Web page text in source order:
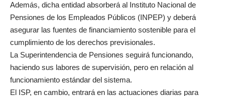
Además, dicha entidad absorberá al Instituto Nacional de
Pensiones de los Empleados Públicos (INPEP) y deberá
asegurar las fuentes de financiamiento sostenible para el
cumplimiento de los derechos previsionales.
La Superintendencia de Pensiones seguirá funcionando,
haciendo sus labores de supervisión, pero en relación al
funcionamiento estándar del sistema.
El ISP, en cambio, entrará en las actuaciones diarias para